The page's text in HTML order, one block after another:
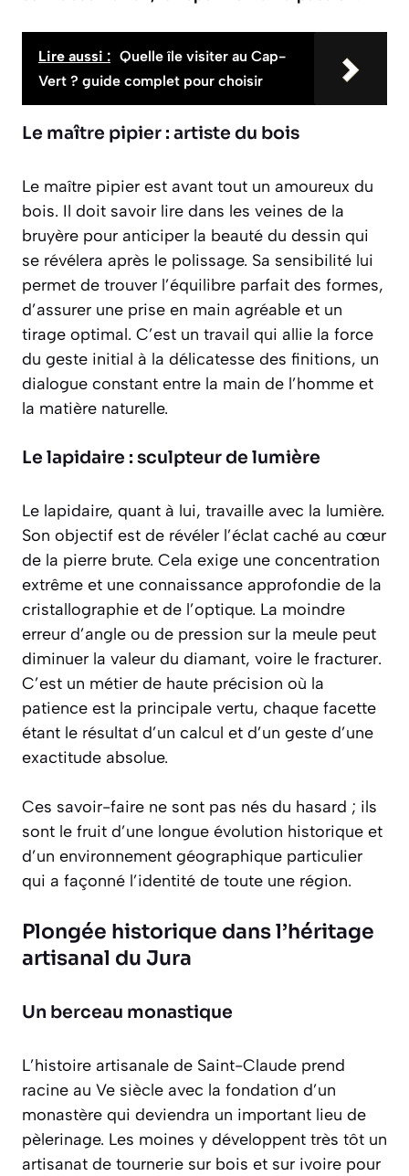
Lire aussi : Quelle île visiter au Cap-
Vert ? guide complet pour choisir
Le maître pipier : artiste du bois
Le maître pipier est avant tout un amoureux du
bois. Il doit savoir lire dans les veines de la
bruyère pour anticiper la beauté du dessin qui
se révélera après le polissage. Sa sensibilité lui
permet de trouver l’équilibre parfait des formes,
d’assurer une prise en main agréable et un
tirage optimal. C’est un travail qui allie la force
du geste initial à la délicatesse des finitions, un
dialogue constant entre la main de l’homme et
la matière naturelle.
Le lapidaire : sculpteur de lumière
Le lapidaire, quant à lui, travaille avec la lumière.
Son objectif est de révéler l’éclat caché au cœur
de la pierre brute. Cela exige une concentration
extrême et une connaissance approfondie de la
cristallographie et de l’optique. La moindre
erreur d’angle ou de pression sur la meule peut
diminuer la valeur du diamant, voire le fracturer.
C’est un métier de haute précision où la
patience est la principale vertu, chaque facette
étant le résultat d’un calcul et d’un geste d’une
exactitude absolue.
Ces savoir-faire ne sont pas nés du hasard ; ils
sont le fruit d’une longue évolution historique et
d’un environnement géographique particulier
qui a façonné l’identité de toute une région.
Plongée historique dans l’héritage
artisanal du Jura
Un berceau monastique
L’histoire artisanale de Saint-Claude prend
racine au Ve siècle avec la fondation d’un
monastère qui deviendra un important lieu de
pèlerinage. Les moines y développent très tôt un
artisanat de tournerie sur bois et sur ivoire pour